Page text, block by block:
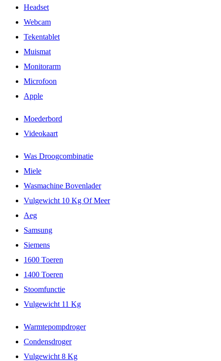
Headset
Webcam
Tekentablet
Muismat
Monitorarm
Microfoon
Apple
Moederbord
Videokaart
Was Droogcombinatie
Miele
Wasmachine Bovenlader
Vulgewicht 10 Kg Of Meer
Aeg
Samsung
Siemens
1600 Toeren
1400 Toeren
Stoomfunctie
Vulgewicht 11 Kg
Warmtepompdroger
Condensdroger
Vulgewicht 8 Kg